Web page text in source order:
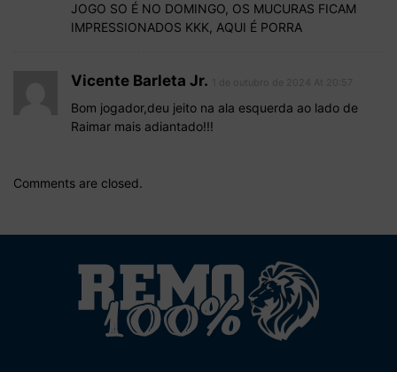
JOGO SO É NO DOMINGO, OS MUCURAS FICAM
IMPRESSIONADOS KKK, AQUI É PORRA
Vicente Barleta Jr.
Bom jogador,deu jeito na ala esquerda ao lado de
Raimar mais adiantado!!!
Comments are closed.